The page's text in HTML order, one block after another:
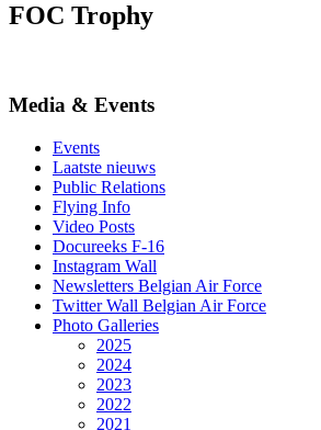
FOC Trophy
Media & Events
Events
Laatste nieuws
Public Relations
Flying Info
Video Posts
Docureeks F-16
Instagram Wall
Newsletters Belgian Air Force
Twitter Wall Belgian Air Force
Photo Galleries
2025
2024
2023
2022
2021